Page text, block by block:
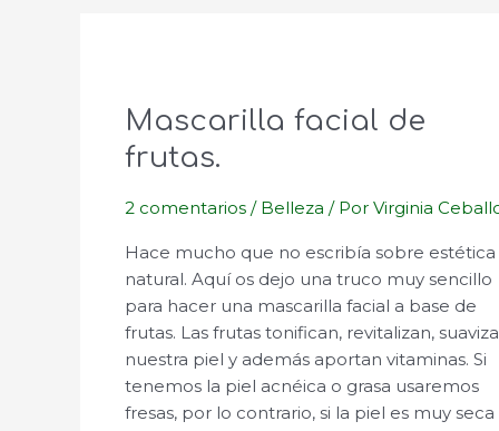
Mascarilla facial de
frutas.
2 comentarios / Belleza / PorVirginia
Hace mucho que no escribía sobre estética
natural. Aquí os dejo una truco muy sencillo
para hacer una mascarilla facial a base de
frutas. Las frutas tonifican, revitalizan,
nuestra piel y además aportan vitaminas. Si
tenemos la piel acnéica o grasa usaremos
fresas, por lo contrario, si la piel es muy seca